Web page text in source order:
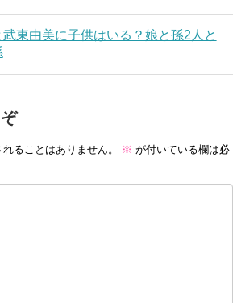
東由美に子供はいる？娘と孫2人と
ることはありません。 ※ が付いている欄は必